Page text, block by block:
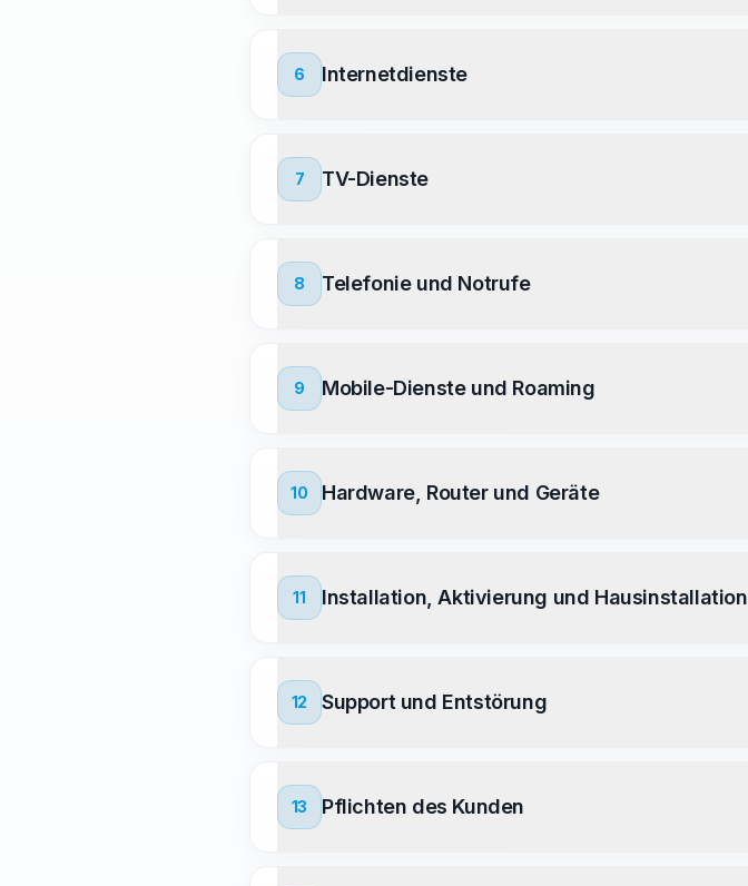
6 Internetdienste
7 TV-Dienste
8 Telefonie und Notrufe
9 Mobile-Dienste und Roaming
10 Hardware, Router und Geräte
11 Installation, Aktivierung und Hausinstallation
12 Support und Entstörung
13 Pflichten des Kunden